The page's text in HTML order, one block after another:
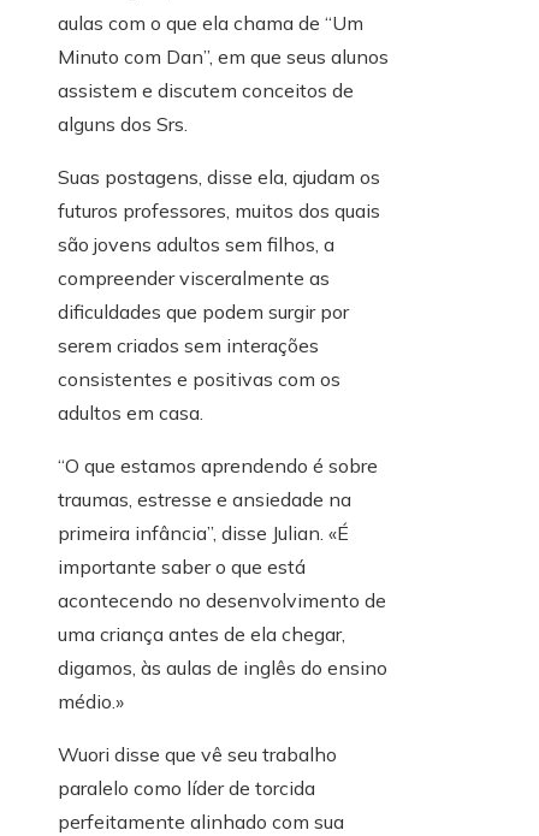
aulas com o que ela chama de “Um
Minuto com Dan”, em que seus alunos
assistem e discutem conceitos de
alguns dos Srs.
Suas postagens, disse ela, ajudam os
futuros professores, muitos dos quais
são jovens adultos sem filhos, a
compreender visceralmente as
dificuldades que podem surgir por
serem criados sem interações
consistentes e positivas com os
adultos em casa.
“O que estamos aprendendo é sobre
traumas, estresse e ansiedade na
primeira infância”, disse Julian. «É
importante saber o que está
acontecendo no desenvolvimento de
uma criança antes de ela chegar,
digamos, às aulas de inglês do ensino
médio.»
Wuori disse que vê seu trabalho
paralelo como líder de torcida
perfeitamente alinhado com sua